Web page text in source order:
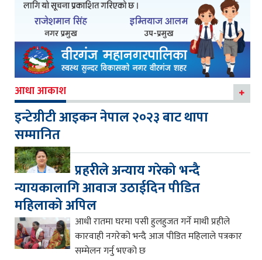
आधा आकाश
इन्टेग्रीटी आइकन नेपाल २०२३ बाट थापा
सम्मानित
प्रहरीले अन्याय गरेको भन्दै
न्यायकालागि आवाज उठाईदिन पीडित
महिलाको अपिल
आधी रातमा घरमा पसी हुलहुजत गर्ने माथी प्रहीले
कारवाही नगरेको भन्दै आज पीडित महिलाले पत्रकार
सम्मेलन गर्नु भएको छ